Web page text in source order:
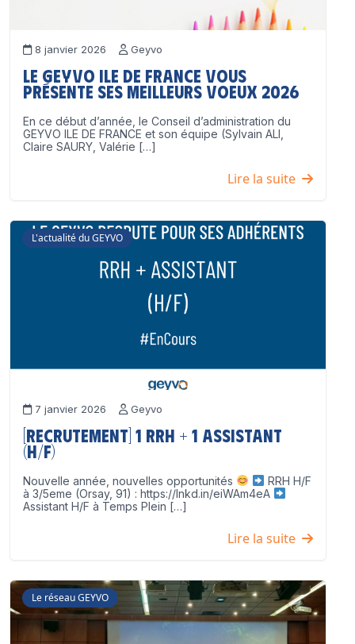
8 janvier 2026 Geyvo
Le GEYVO Ile de France vous
présente ses meilleurs voeux 2026
En ce début d’année, le Conseil d’administration du
GEYVO ILE DE FRANCE et son équipe (Sylvain ALI,
Claire SAURY, Valérie […]
Lire la suite
L'actualité du GEYVO
7 janvier 2026 Geyvo
[Recrutement] 1 RRH + 1 Assistant
(H/F)
Nouvelle année, nouvelles opportunités
RRH H/F
à 3/5eme (Orsay, 91) : https://lnkd.in/eiWAm4eA
Assistant H/F à Temps Plein […]
Lire la suite
Le réseau GEYVO